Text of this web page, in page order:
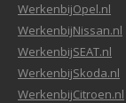
WerkenbijOpel.nl
WerkenbijNissan.nl
WerkenbijSEAT.nl
WerkenbijSkoda.nl
WerkenbijCitroen.nl